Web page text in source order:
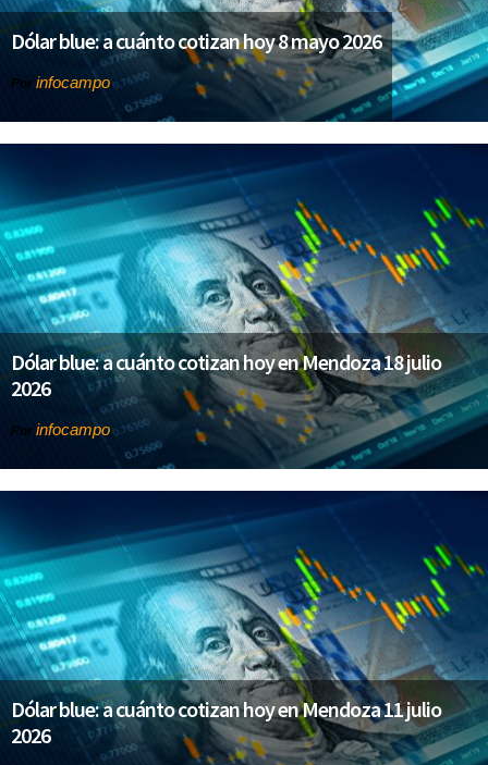
Dólar blue: a cuánto cotizan hoy 8 mayo 2026
Por infocampo
Dólar blue: a cuánto cotizan hoy en Mendoza 18 julio
2026
Por infocampo
Dólar blue: a cuánto cotizan hoy en Mendoza 11 julio
2026